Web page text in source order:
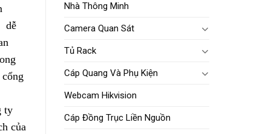
Nhà Thông Minh
Camera Quan Sát
Tủ Rack
Cáp Quang Và Phụ Kiện
Webcam Hikvision
Cáp Đồng Trục Liền Nguồn
dễ
ty
của